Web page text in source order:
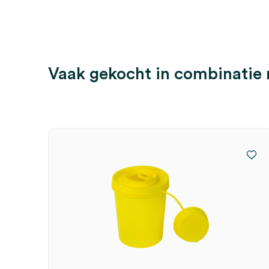
Vaak gekocht in combinatie